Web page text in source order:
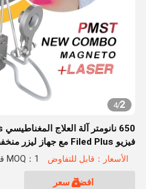
2
/
4
فيزيو Filed Plus مع جهاز ليزر منخفض
الأسعار：قابل للتفاوض MOQ：1 قطع
افضل سعر